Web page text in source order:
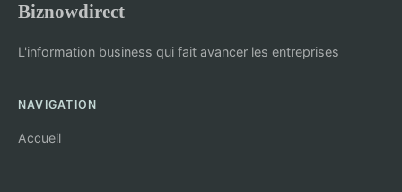
Biznowdirect
L'information business qui fait avancer les entreprises
NAVIGATION
Accueil